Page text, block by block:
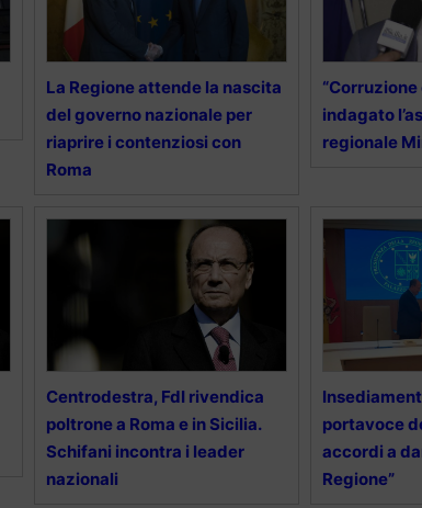
La Regione attende la nascita
del governo nazionale per
riaprire i contenziosi con
Roma
“Corruzione
indagato
regionale
Centrodestra, FdI rivendica
poltrone a Roma e in Sicilia.
Schifani incontra i leader
nazionali
portavoce
accordi a
Regione”